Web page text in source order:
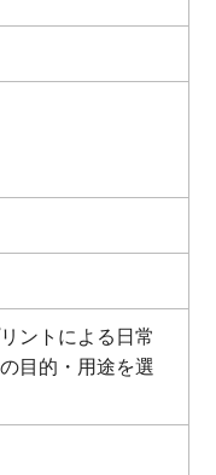
ントによる日常
目的・用途を選